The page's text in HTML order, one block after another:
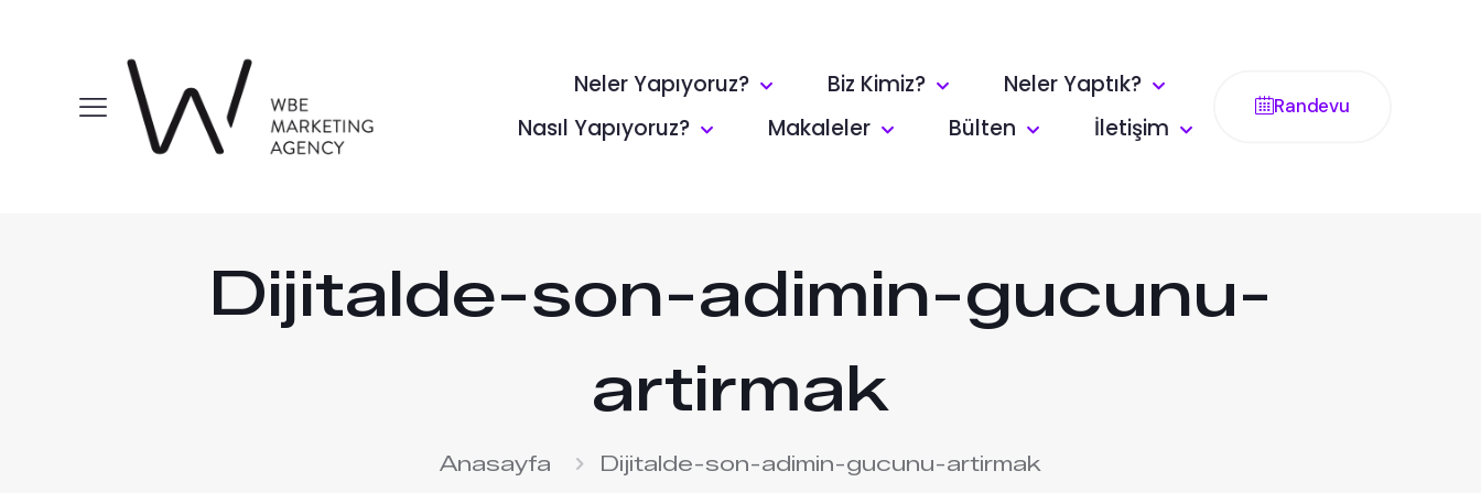
Neler Yapıyoruz? Biz Kimiz?
Neler Yaptık?
Nasıl Yapıyoruz?
Makaleler Bülten İletişim
Randevu
Dijitalde-son-adimin-gucunu-
artirmak
Anasayfa Dijitalde-son-adimin-gucunu-artirmak